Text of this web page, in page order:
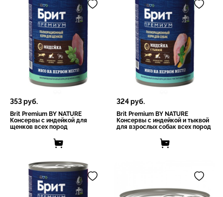
353руб.
Brit Premium BY NATURE
Консервы с индейкой для
щенков всех пород
324руб.
Brit Premium BY NATURE
Консервы с индейкой и тыквой
для взрослых собак всех пород